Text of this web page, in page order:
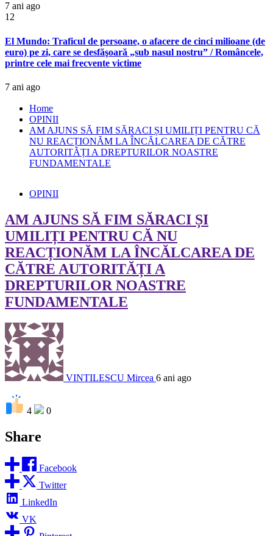
7 ani ago
12
El Mundo: Traficul de persoane, o afacere de cinci milioane (de
euro) pe zi, care se desfăşoară „sub nasul nostru” / Româncele,
printre cele mai frecvente victime
7 ani ago
Home
OPINII
AM AJUNS SĂ FIM SĂRACI ȘI UMILIȚI PENTRU CĂ
NU REACȚIONĂM LA ÎNCĂLCAREA DE CĂTRE
AUTORITĂȚI A DREPTURILOR NOASTRE
FUNDAMENTALE
OPINII
AM AJUNS SĂ FIM SĂRACI ȘI
UMILIȚI PENTRU CĂ NU
REACȚIONĂM LA ÎNCĂLCAREA DE
CĂTRE AUTORITĂȚI A
DREPTURILOR NOASTRE
FUNDAMENTALE
VINTILESCU Mircea 6 ani ago
4 0
Share
Facebook
Twitter
LinkedIn
VK